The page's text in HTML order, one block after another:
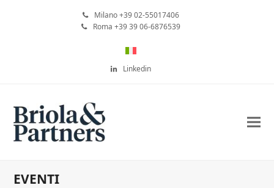
Milano +39 02-55017406
Roma +39 39 06-6876539
Linkedin
EVENTI